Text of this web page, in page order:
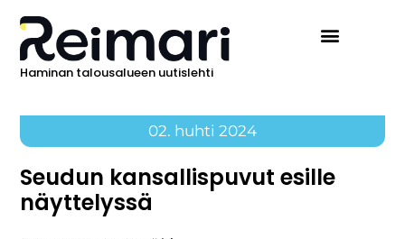
Haminan talousalueen uutislehti
02. huhti 2024
Seudun kansallispuvut esille
näyttelyssä